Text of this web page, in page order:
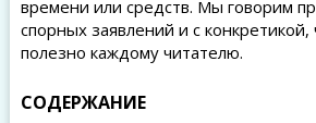
времени или средств. Мы говорим
спорных заявлений и с
полезно каждому читателю.
СОДЕРЖАНИЕ